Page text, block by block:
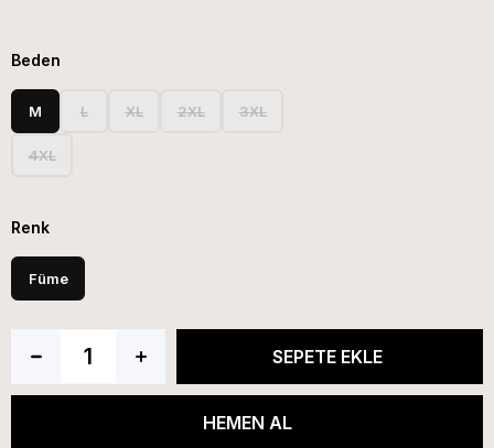
Beden
M L XL 2XL 3XL
4XL
Renk
Füme